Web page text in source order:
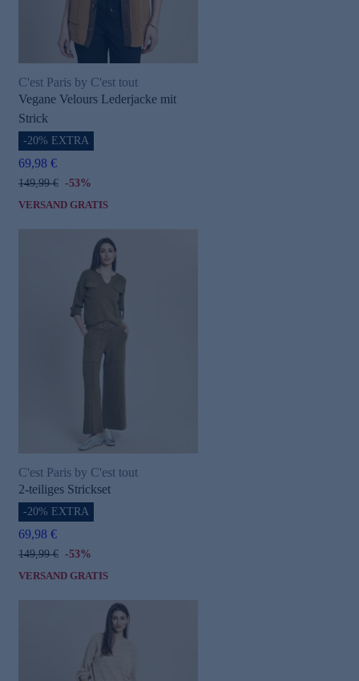
C'est Paris by C'est tout
Vegane Velours Lederjacke mit
Strick
-20% EXTRA
69,98 €
149,99 € -53%
VERSAND GRATIS
C'est Paris by C'est tout
2-teiliges Strickset
-20% EXTRA
69,98 €
149,99 € -53%
VERSAND GRATIS